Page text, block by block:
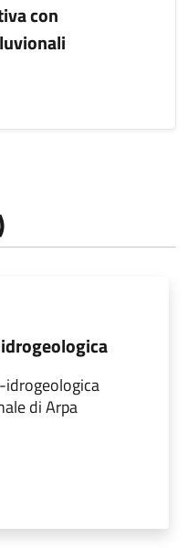
con
di Arpa